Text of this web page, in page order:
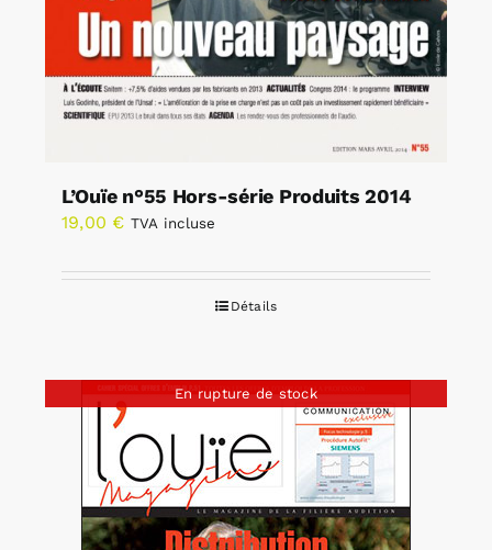
L’Ouïe n°55 Hors-série Produits 2014
19,00 € TVA incluse
Détails
En rupture de stock